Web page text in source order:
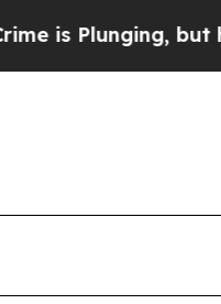
but he can’t